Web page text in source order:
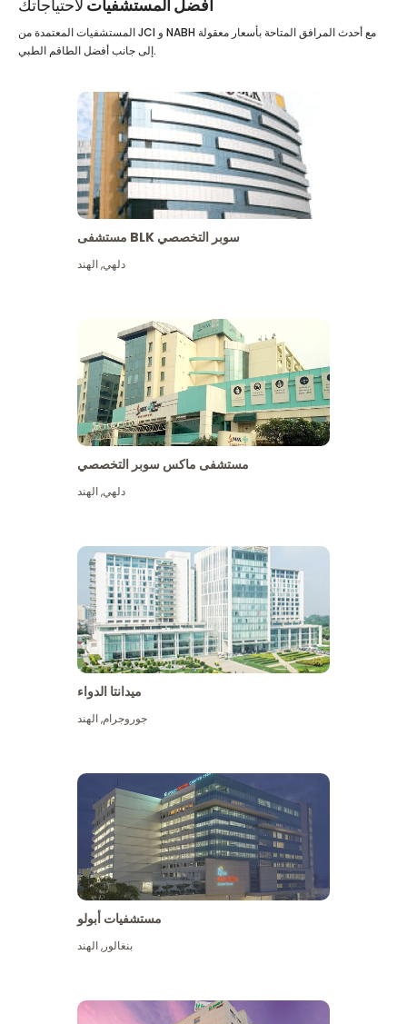
أفضل المستشفيات لاحتياجاتك
المستشفيات المعتمدة من JCI و NABH مع أحدث المرافق المتاحة بأسعار معقولة
إلى جانب أفضل الطاقم الطبي.
مستشفى BLK سوبر التخصصي
دلهي,الهند
مستشفى ماكس سوبر التخصصي
دلهي,الهند
ميدانتا الدواء
جوروجرام,الهند
مستشفيات أبولو
بنغالور,الهند